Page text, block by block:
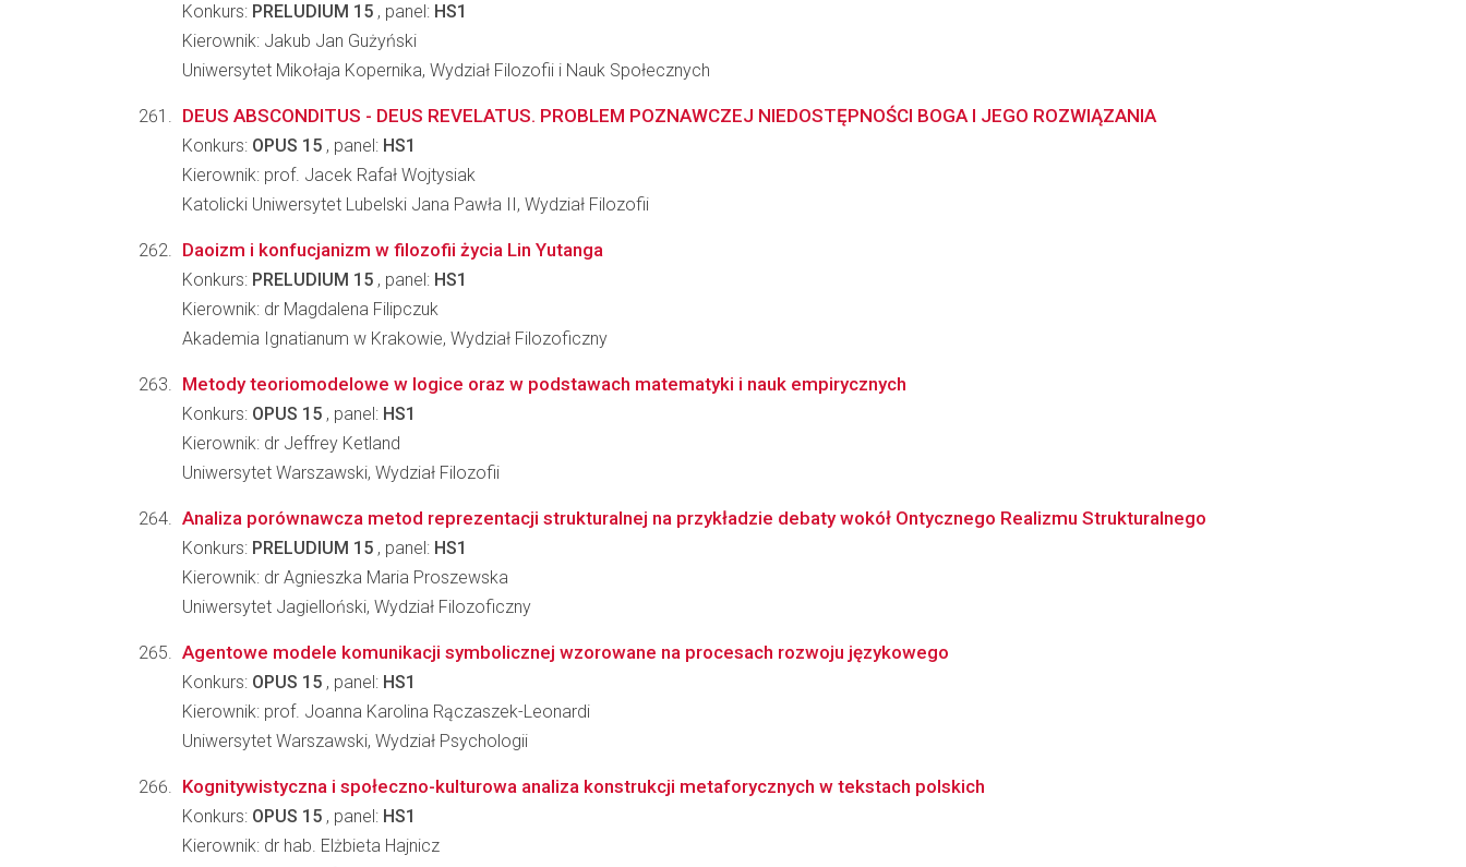
Konkurs: PRELUDIUM 15 , panel: HS1
Kierownik: Jakub Jan Gużyński
Uniwersytet Mikołaja Kopernika, Wydział Filozofii i Nauk Społecznych
DEUS ABSCONDITUS - DEUS REVELATUS. PROBLEM POZNAWCZEJ NIEDOSTĘPNOŚCI BOGA I JEGO ROZWIĄZANIA
Konkurs: OPUS 15 , panel: HS1
Kierownik: prof. Jacek Rafał Wojtysiak
Katolicki Uniwersytet Lubelski Jana Pawła II, Wydział Filozofii
Daoizm i konfucjanizm w filozofii życia Lin Yutanga
Konkurs: PRELUDIUM 15 , panel: HS1
Kierownik: dr Magdalena Filipczuk
Akademia Ignatianum w Krakowie, Wydział Filozoficzny
Metody teoriomodelowe w logice oraz w podstawach matematyki i nauk empirycznych
Konkurs: OPUS 15 , panel: HS1
Kierownik: dr Jeffrey Ketland
Uniwersytet Warszawski, Wydział Filozofii
Analiza porównawcza metod reprezentacji strukturalnej na przykładzie debaty wokół Ontycznego Realizmu Strukturalnego
Konkurs: PRELUDIUM 15 , panel: HS1
Kierownik: dr Agnieszka Maria Proszewska
Uniwersytet Jagielloński, Wydział Filozoficzny
Agentowe modele komunikacji symbolicznej wzorowane na procesach rozwoju językowego
Konkurs: OPUS 15 , panel: HS1
Kierownik: prof. Joanna Karolina Rączaszek-Leonardi
Uniwersytet Warszawski, Wydział Psychologii
Kognitywistyczna i społeczno-kulturowa analiza konstrukcji metaforycznych w tekstach polskich
Konkurs: OPUS 15 , panel: HS1
Kierownik: dr hab. Elżbieta Hajnicz